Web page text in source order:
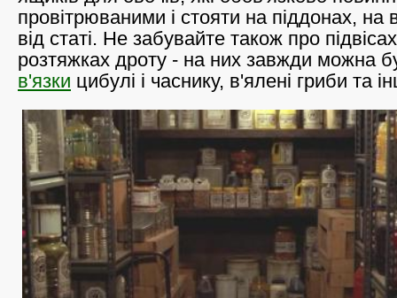
провітрюваними і стояти на піддонах, на
від статі. Не забувайте також про
розтяжках дроту - на них завжди можна
в'язки цибулі і часнику, в'ялені гриби та